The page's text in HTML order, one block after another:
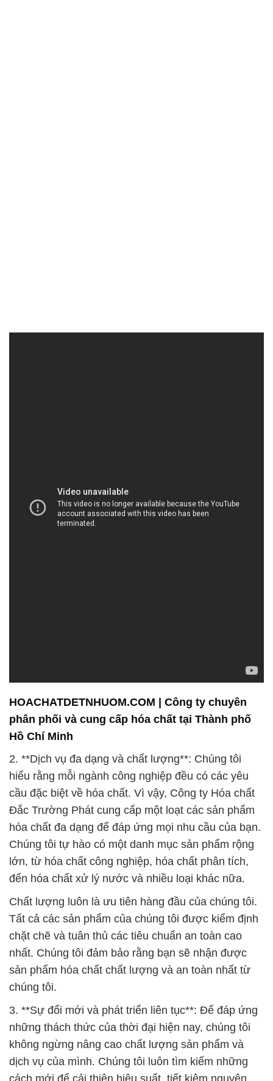
phân phối và cung cấp hóa chất tại Thành phố
Hồ Chí Minh
Chất lượng luôn là ưu tiên hàng đầu của chúng tôi.
chặt chẽ và tuân thủ các tiêu chuẩn an toàn cao
nhất. Chúng tôi đảm bảo rằng bạn sẽ nhận được
chúng tôi.
3. **Sự đổi mới và phát triển liên tục**: Để đáp ứng
những thách thức của thời đại hiện nay, chúng tôi
không ngừng nâng cao chất lượng sản phẩm và
dịch vụ của mình. Chúng tôi luôn tìm kiếm những
cách mới để cải thiện hiệu suất, tiết kiệm nguyên
liệu và bảo vệ môi trường. Chúng tôi cam kết làm
việc chặt chẽ với khách hàng để tìm ra giải pháp tốt
nhất cho nhu cầu của họ.
4. **Chăm sóc khách hàng tận tâm**: Tại Công ty
Hóa chất Đắc Trường Phát, chúng tôi hiểu rằng
khách hàng là tài sản quý báu nhất của chúng tôi.
Chúng tôi luôn lắng nghe ý kiến của khách hàng và
sẵn sàng hỗ trợ họ trong mọi khía cạnh. Đội ngũ
nhân viên chuyên nghiệp của chúng tôi sẽ giúp bạn
chọn lựa sản phẩm phù hợp nhất và cung cấp thông
tin chi tiết về cách sử dụng hóa chất một cách an
toàn và hiệu quả.